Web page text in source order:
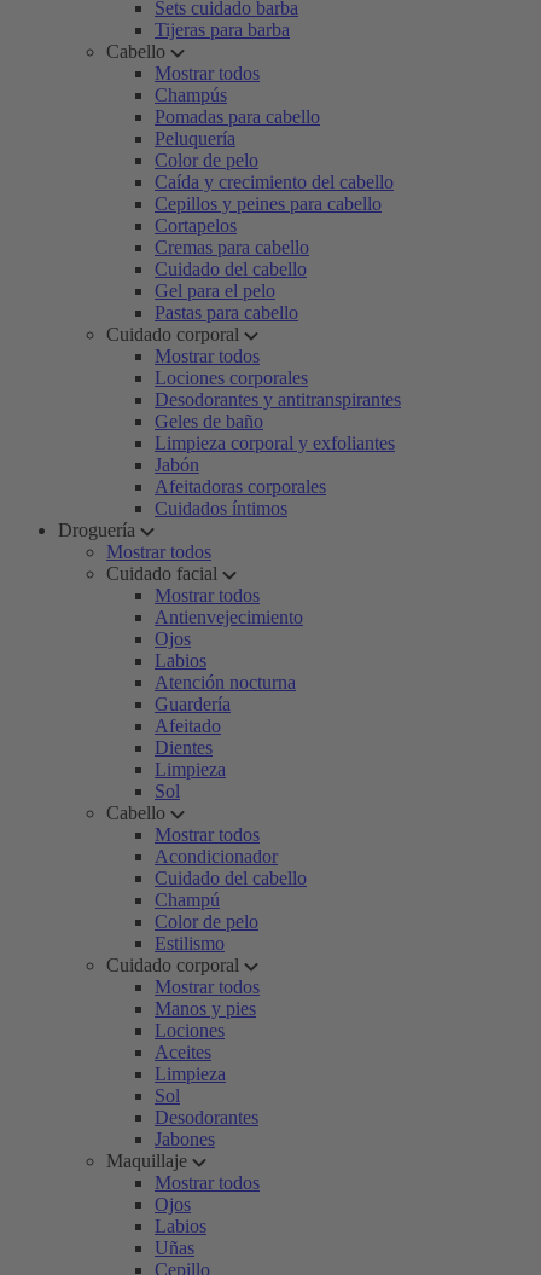
Sets cuidado barba
Tijeras para barba
Cabello
Mostrar todos
Champús
Pomadas para cabello
Peluquería
Color de pelo
Caída y crecimiento del cabello
Cepillos y peines para cabello
Cortapelos
Cremas para cabello
Cuidado del cabello
Gel para el pelo
Pastas para cabello
Cuidado corporal
Mostrar todos
Lociones corporales
Desodorantes y antitranspirantes
Geles de baño
Limpieza corporal y exfoliantes
Jabón
Afeitadoras corporales
Cuidados íntimos
Droguería
Mostrar todos
Cuidado facial
Mostrar todos
Antienvejecimiento
Ojos
Labios
Atención nocturna
Guardería
Afeitado
Dientes
Limpieza
Sol
Cabello
Mostrar todos
Acondicionador
Cuidado del cabello
Champú
Color de pelo
Estilismo
Cuidado corporal
Mostrar todos
Manos y pies
Lociones
Aceites
Limpieza
Sol
Desodorantes
Jabones
Maquillaje
Mostrar todos
Ojos
Labios
Uñas
Cepillo